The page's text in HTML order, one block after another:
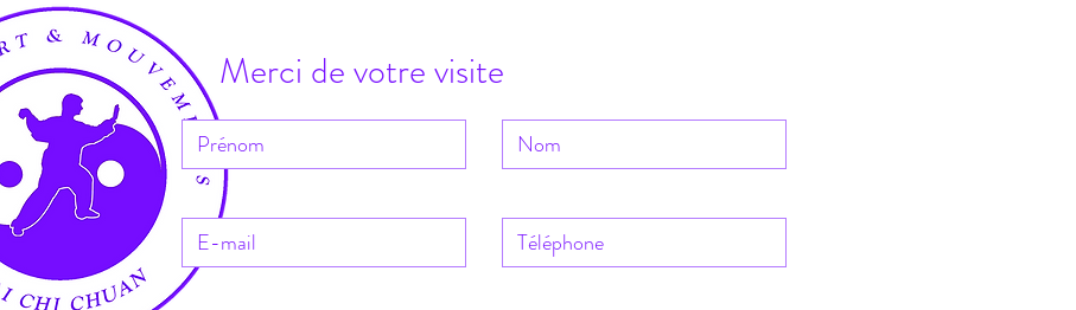
Merci de votre visite